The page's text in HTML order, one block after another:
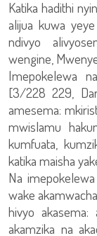
Katika hadithi
alijua kuwa
ndivyo
wengine,
Imepokelewa
[3/228 229,
amesema:
mwislamu
kumfuata,
katika maisha
Na
wake
hivyo
akamzika na